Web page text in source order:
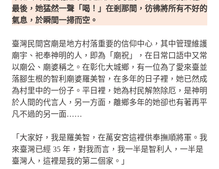
最後，她猛然一聲「喝！」在剎那間，彷彿將所有不好的
氣息，於瞬間一掃而空。
臺灣民間宮廟是地方村落重要的信仰中心，其中管理維護
廟宇、祀奉神明的人，即為「廟祝」，在日常口語中又常
以廟公、廟婆稱之。在彰化大城鄉，有一位為了愛來臺並
落腳生根的智利廟婆羅美智，在多年的日子裡，她已然成
為村里中的一份子。平日裡，她為村民解煞除厄，是神明
於人間的代言人，另一方面，離鄉多年的她卻也有著再平
凡不過的另一面……
「大家好，我是羅美智，在萬安宮這裡供奉撫順將軍。我
來臺灣已經 35 年，對我而言，我一半是智利人，一半是
臺灣人，這裡是我的第二個家。」